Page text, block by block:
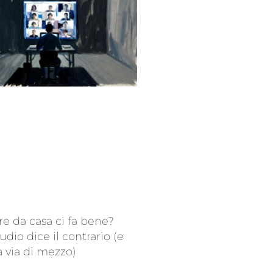
da casa ci fa bene?
dice il contrario (e
via di mezzo)